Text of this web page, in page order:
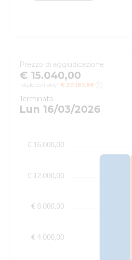
Prezzo di aggiudicazione
€ 15.040,00
Totale con oneri: € 20.183,68
Terminata
Lun 16/03/2026
€ 16.000,00
€ 12.000,00
€ 8.000,00
€ 4.000,00